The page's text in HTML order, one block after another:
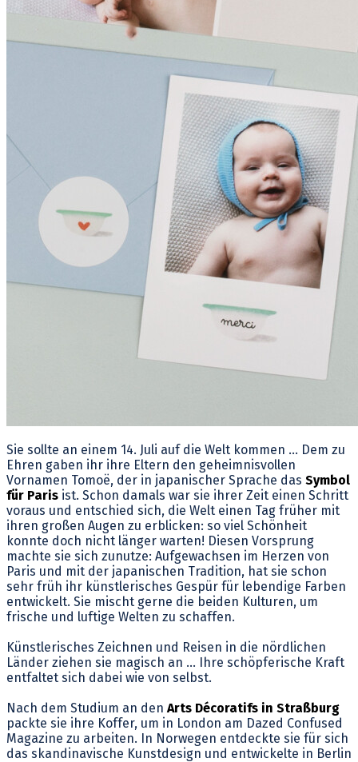
Sie sollte an einem 14. Juli auf die Welt kommen ... Dem zu
Ehren gaben ihr ihre Eltern den geheimnisvollen
Vornamen Tomoë, der in japanischer Sprache das Symbol
für Paris ist. Schon damals war sie ihrer Zeit einen Schritt
voraus und entschied sich, die Welt einen Tag früher mit
ihren großen Augen zu erblicken: so viel Schönheit
konnte doch nicht länger warten! Diesen Vorsprung
machte sie sich zunutze: Aufgewachsen im Herzen von
Paris und mit der japanischen Tradition, hat sie schon
sehr früh ihr künstlerisches Gespür für lebendige Farben
entwickelt. Sie mischt gerne die beiden Kulturen, um
frische und luftige Welten zu schaffen.
Künstlerisches Zeichnen und Reisen in die nördlichen
Länder ziehen sie magisch an … Ihre schöpferische Kraft
entfaltet sich dabei wie von selbst.
Nach dem Studium an den Arts Décoratifs in Straßburg
packte sie ihre Koffer, um in London am Dazed Confused
Magazine zu arbeiten. In Norwegen entdeckte sie für sich
das skandinavische Kunstdesign und entwickelte in Berlin